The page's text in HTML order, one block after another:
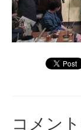
演奏会の歴
出張演奏
九大フィル
コメン